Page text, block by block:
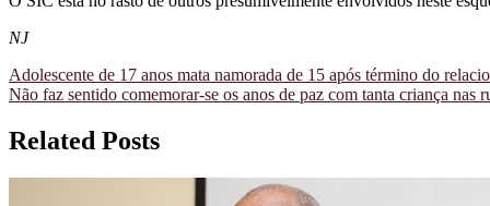
NJ
Navegação
de
artigos
Adolescente de 17 anos mata namorada de 15 após término do
Não faz sentido comemorar-se os anos de paz com tanta criança
Related Posts